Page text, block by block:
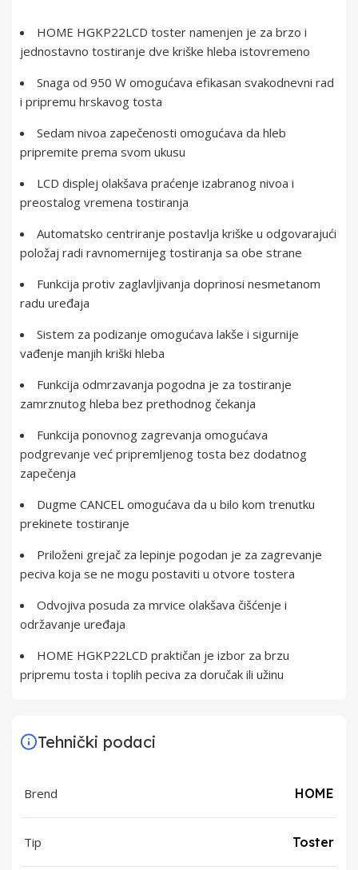
HOME HGKP22LCD toster namenjen je za brzo i
jednostavno tostiranje dve kriške hleba istovremeno
Snaga od 950 W omogućava efikasan svakodnevni rad
i pripremu hrskavog tosta
Sedam nivoa zapečenosti omogućava da hleb
pripremite prema svom ukusu
LCD displej olakšava praćenje izabranog nivoa i
preostalog vremena tostiranja
Automatsko centriranje postavlja kriške u odgovarajući
položaj radi ravnomernijeg tostiranja sa obe strane
Funkcija protiv zaglavljivanja doprinosi nesmetanom
radu uređaja
Sistem za podizanje omogućava lakše i sigurnije
vađenje manjih kriški hleba
Funkcija odmrzavanja pogodna je za tostiranje
zamrznutog hleba bez prethodnog čekanja
Funkcija ponovnog zagrevanja omogućava
podgrevanje već pripremljenog tosta bez dodatnog
zapečenja
Dugme CANCEL omogućava da u bilo kom trenutku
prekinete tostiranje
Priloženi grejač za lepinje pogodan je za zagrevanje
peciva koja se ne mogu postaviti u otvore tostera
Odvojiva posuda za mrvice olakšava čišćenje i
održavanje uređaja
HOME HGKP22LCD praktičan je izbor za brzu
pripremu tosta i toplih peciva za doručak ili užinu
Tehnički podaci
Brend HOME
Tip Toster